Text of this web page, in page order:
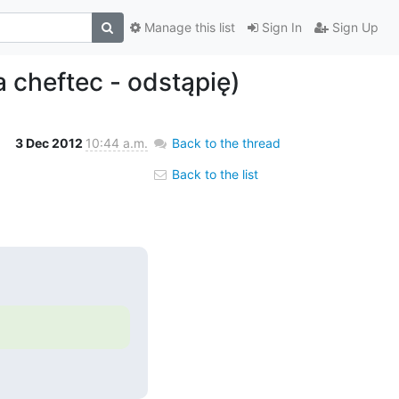
Sign In Sign Up
Manage this list
cheftec - odstąpię)
3 Dec 2012 10:44 a.m. Back to the thread
Back to the list